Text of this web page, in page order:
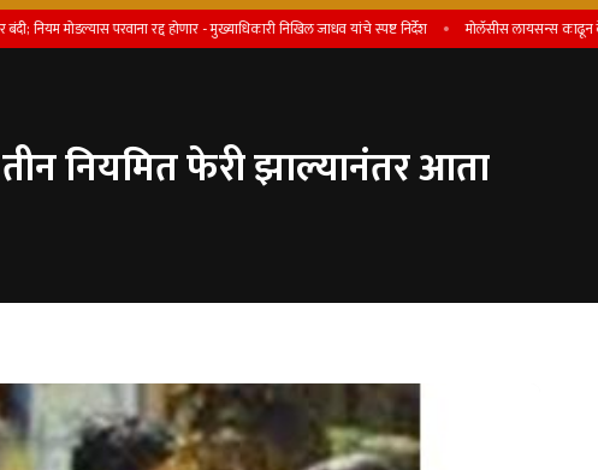
परवाना रद्द होणार - मुख्याधिकारी निखिल जाधव यांचे स्पष्ट निर्देश माेलॅसीस लायसन्स काढून देतो, असे
नियमित फेरी झाल्यानंतर आता